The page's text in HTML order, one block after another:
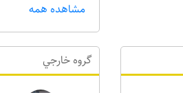
مشاهده همه
گروه خارجي